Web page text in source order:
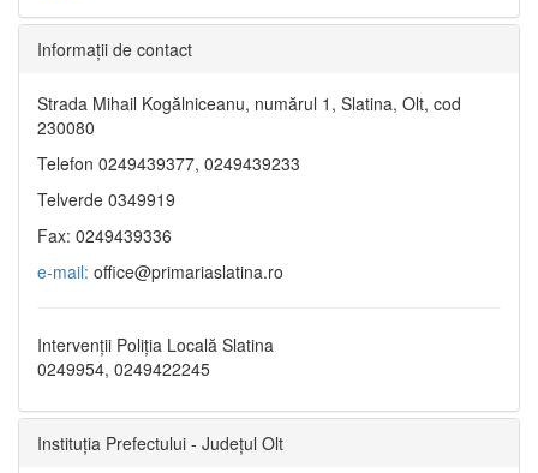
Informaţii de contact
Strada Mihail Kogălniceanu, numărul 1, Slatina, Olt, cod
230080
Telefon 0249439377, 0249439233
Telverde 0349919
Fax: 0249439336
e-mail: office@primariaslatina.ro
Intervenții Poliția Locală Slatina
0249954, 0249422245
Instituția Prefectului - Județul Olt